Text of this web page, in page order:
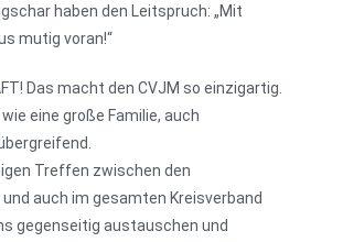
haben den Leitspruch: „Mit
mutig voran!“
Das macht den CVJM so einzigartig.
eine große Familie, auch
Treffen zwischen den
auch im gesamten Kreisverband
gegenseitig austauschen und